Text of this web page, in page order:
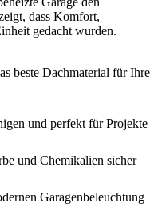
dass Komfort,
gedacht wurden.
beste Dachmaterial für Ihre
und perfekt für Projekte
und Chemikalien sicher
Garagenbeleuchtung